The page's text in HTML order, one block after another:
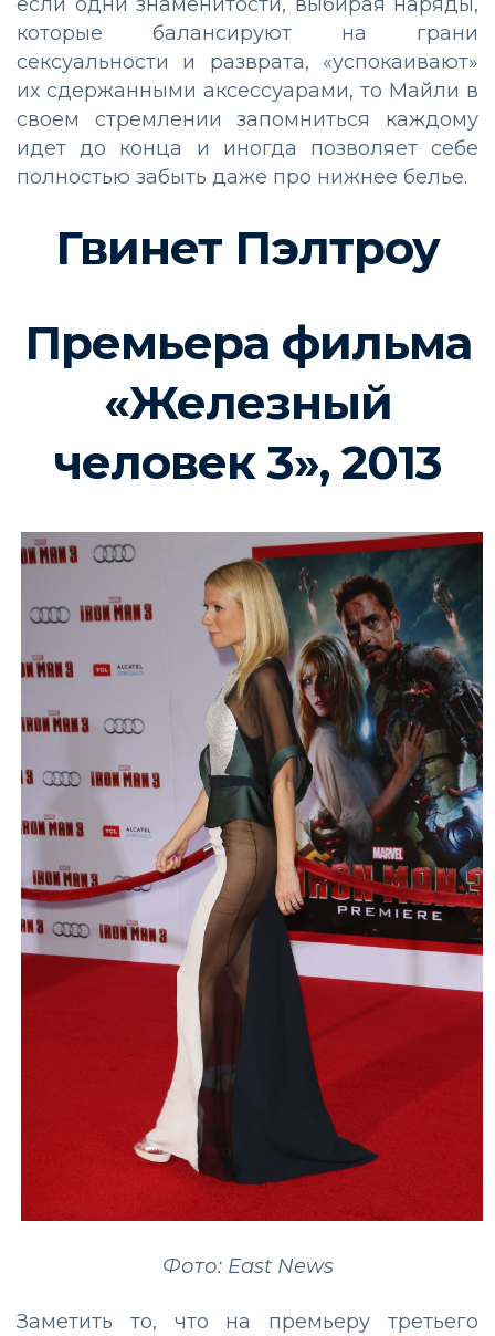
которые балансируют на грани
сексуальности и разврата, «успокаивают»
их сдержанными аксессуарами, то Майли в
своем стремлении запомниться каждому
идет до конца и иногда позволяет себе
полностью забыть даже про нижнее белье.
Гвинет Пэлтроу
Премьера фильма
«Железный
человек 3», 2013
Фото: East News
Заметить то, что на премьеру третьего